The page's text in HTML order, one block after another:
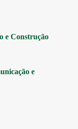
e Construção
e